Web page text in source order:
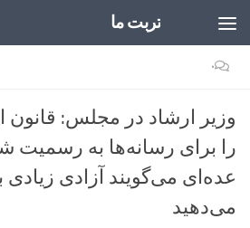
تربت ما
۰
وزیر ارشاد در مجلس: قانون
را برای رسانه‌ها به رسمیت
عده‌ای می‌گویند آزادی زیادی
می‌دهید